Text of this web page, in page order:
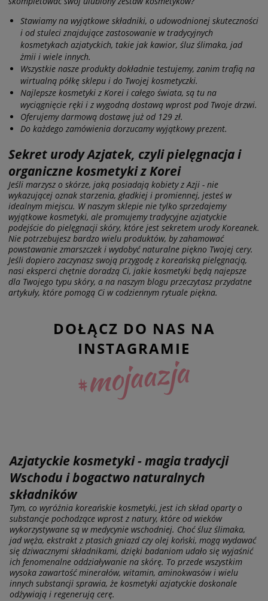
Stawiamy na wyjątkowe składniki, o udowodnionej skuteczności
i od stuleci znajdujące zastosowanie w tradycyjnych
kosmetykach azjatyckich, takie jak kawior, śluz ślimaka, jad
żmii i wiele innych.
Wszystkie nasze produkty dokładnie testujemy, zanim trafią na
wirtualną półkę sklepu i do Twojej kosmetyczki.
Najlepsze kosmetyki z Korei i całego świata, są tu na
wyciągnięcie ręki i z wygodną dostawą wprost pod Twoje drzwi.
Oferujemy darmową dostawę już od 129 zł.
Do każdego zamówienia dorzucamy wyjątkowy prezent.
Sekret urody Azjatek, czyli pielęgnacja i
organiczne kosmetyki z Korei
Jeśli marzysz o skórze, jaką posiadają kobiety z Azji - nie
wykazującej oznak starzenia, gładkiej i promiennej, jesteś w
idealnym miejscu. W naszym sklepie nie tylko sprzedajemy
wyjątkowe kosmetyki, ale promujemy tradycyjne azjatyckie
podejście do pielęgnacji skóry, które jest sekretem urody Koreanek.
Nie potrzebujesz bardzo wielu produktów, by zahamować
powstawanie zmarszczek i wydobyć naturalne piękno Twojej cery.
Jeśli dopiero zaczynasz swoją przygodę z koreańską pielęgnacją,
nasi eksperci chętnie doradzą Ci, jakie kosmetyki będą najepsze
dla Twojego typu skóry, a na naszym blogu przeczytasz przydatne
artykuły, które pomogą Ci w codziennym rytuale piękna.
DOŁĄCZ DO NAS NA
INSTAGRAMIE
Azjatyckie kosmetyki - magia tradycji
Wschodu i bogactwo naturalnych
składników
Tym, co wyróżnia koreańskie kosmetyki, jest ich skład oparty o
substancje pochodzące wprost z natury, które od wieków
wykorzystywane są w medycynie wschodniej. Choć śluz ślimaka,
jad węża, ekstrakt z ptasich gniazd czy olej koński, mogą wydawać
się dziwacznymi składnikami, dzięki badaniom udało się wyjaśnić
ich fenomenalne oddziaływanie na skórę. To przede wszystkim
wysoka zawartość minerałów, witamin, aminokwasów i wielu
innych substancji sprawia, że kosmetyki azjatyckie doskonale
odżywiają i regenerują cerę.